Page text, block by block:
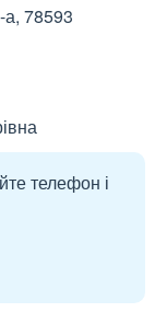
а, 78593
телефон і